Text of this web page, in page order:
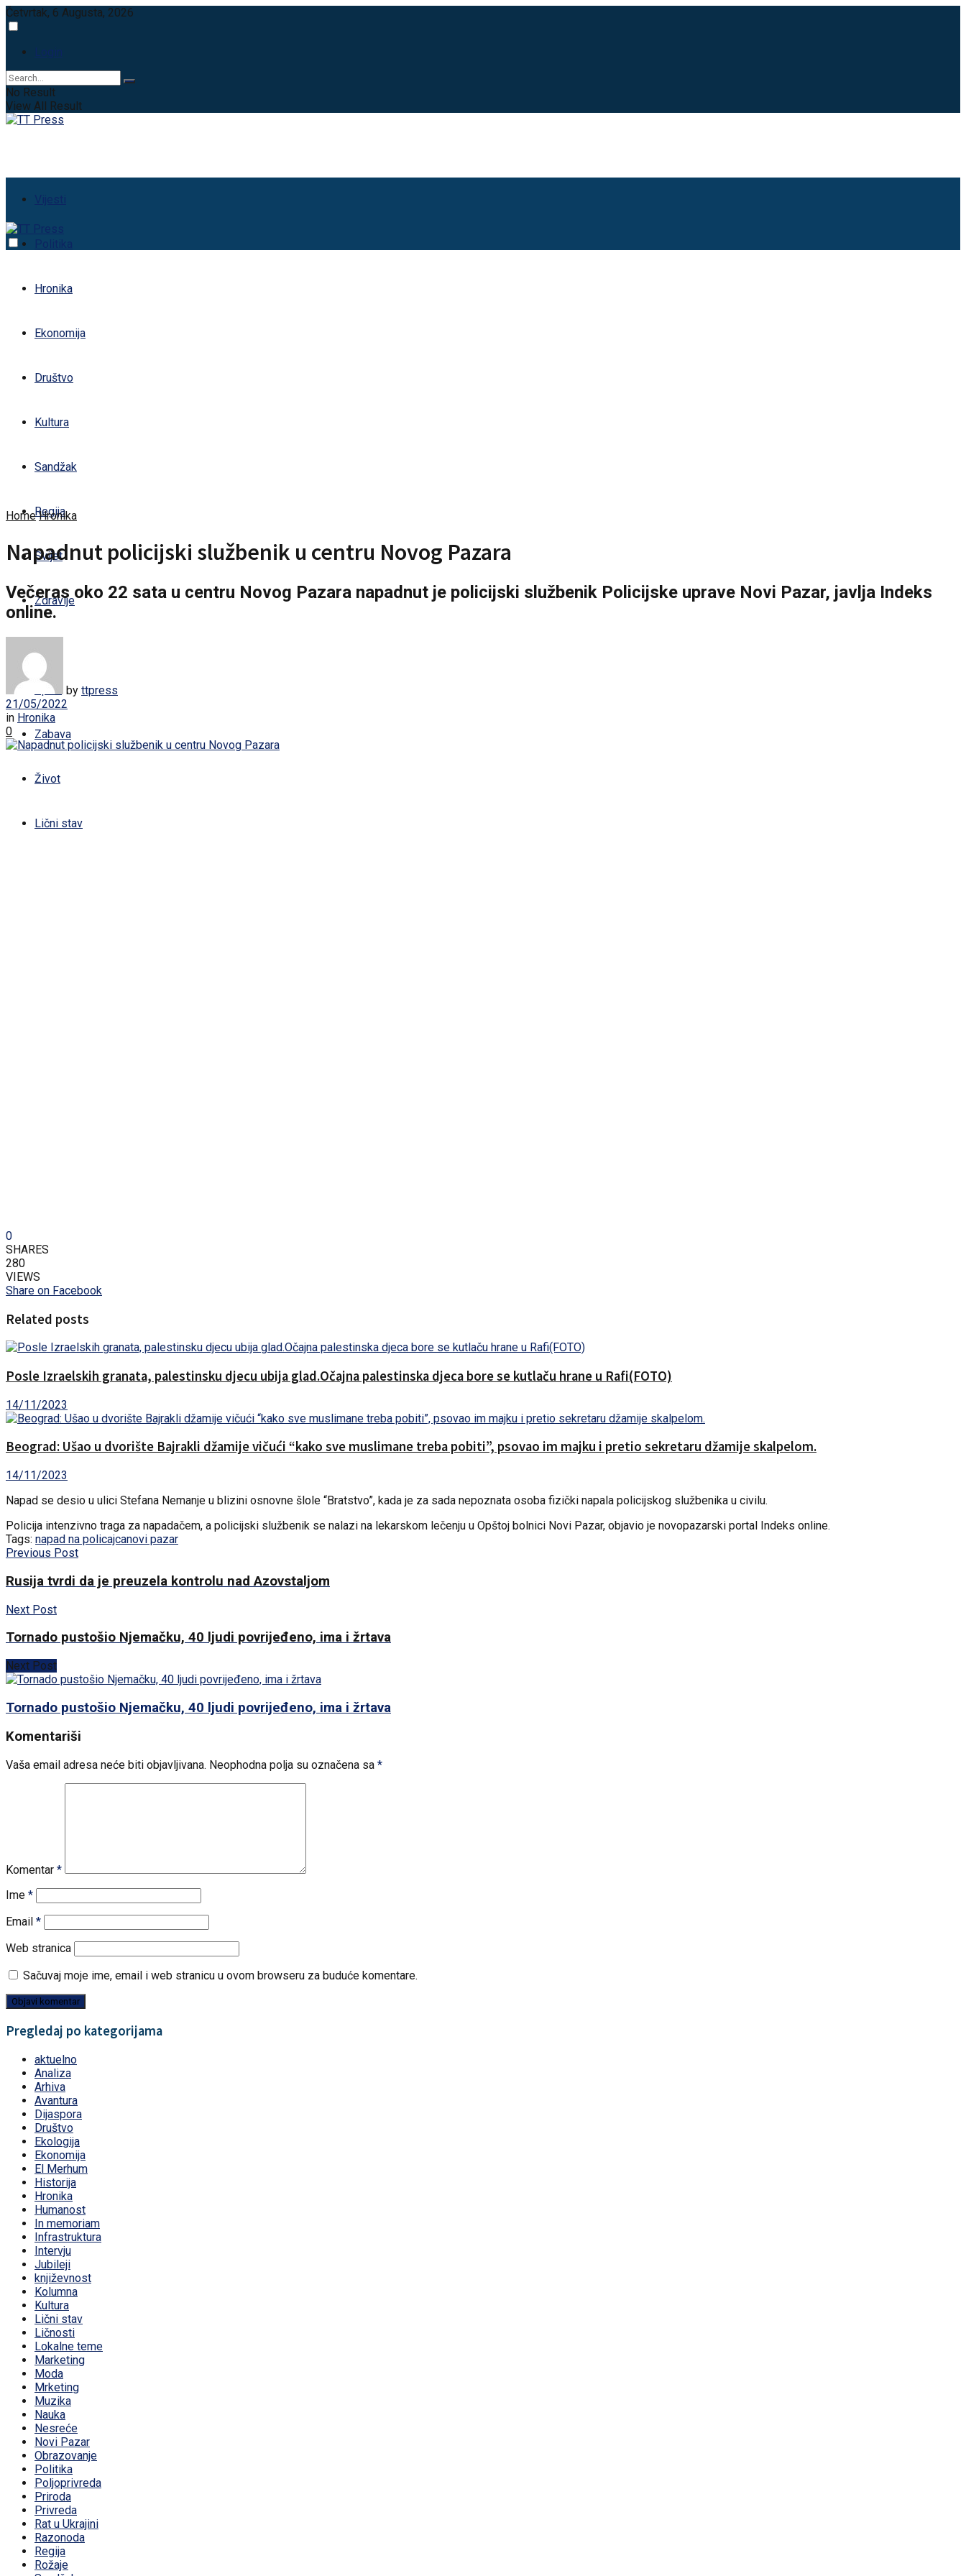
Četvrtak, 6 Augusta, 2026
Login
No Result
View All Result
Vijesti
Politika
Hronika
Ekonomija
Društvo
Kultura
Sandžak
Regija
Svijet
Zdravlje
Sport
Zabava
Život
Lični stav
Home Hronika
Napadnut policijski službenik u centru Novog Pazara
Večeras oko 22 sata u centru Novog Pazara napadnut je policijski službenik Policijske uprave Novi Pazar, javlja Indeks
online.
by ttpress
21/05/2022
in Hronika
0
0
SHARES
280
VIEWS
Share on Facebook
Related posts
Posle Izraelskih granata, palestinsku djecu ubija glad.Očajna palestinska djeca bore se kutlaču hrane u Rafi(FOTO)
14/11/2023
Beograd: Ušao u dvorište Bajrakli džamije vičući “kako sve muslimane treba pobiti”, psovao im majku i pretio sekretaru džamije skalpelom.
14/11/2023
Napad se desio u ulici Stefana Nemanje u blizini osnovne šlole “Bratstvo”, kada je za sada nepoznata osoba fizički napala policijskog službenika u civilu.
Policija intenzivno traga za napadačem, a policijski službenik se nalazi na lekarskom lečenju u Opštoj bolnici Novi Pazar, objavio je novopazarski portal Indeks online.
Tags: napad na policajcanovi pazar
Previous Post
Rusija tvrdi da je preuzela kontrolu nad Azovstaljom
Next Post
Tornado pustošio Njemačku, 40 ljudi povrijeđeno, ima i žrtava
Next Post
Tornado pustošio Njemačku, 40 ljudi povrijeđeno, ima i žrtava
Komentariši
Vaša email adresa neće biti objavljivana. Neophodna polja su označena sa *
Komentar *
Ime *
Email *
Web stranica
Sačuvaj moje ime, email i web stranicu u ovom browseru za buduće komentare.
Pregledaj po kategorijama
aktuelno
Analiza
Arhiva
Avantura
Dijaspora
Društvo
Ekologija
Ekonomija
El Merhum
Historija
Hronika
Humanost
In memoriam
Infrastruktura
Intervju
Jubileji
književnost
Kolumna
Kultura
Lični stav
Ličnosti
Lokalne teme
Marketing
Moda
Mrketing
Muzika
Nauka
Nesreće
Novi Pazar
Obrazovanje
Politika
Poljoprivreda
Priroda
Privreda
Rat u Ukrajini
Razonoda
Regija
Rožaje